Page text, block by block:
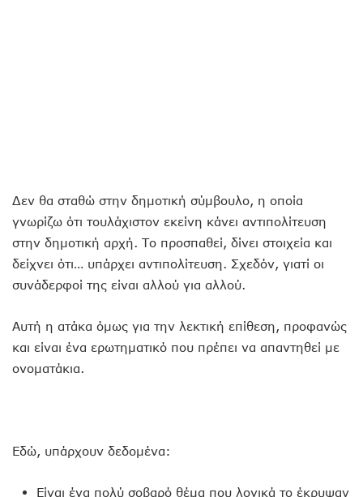
Δεν θα σταθώ στην δημοτική σύμβουλο, η οποία
γνωρίζω ότι τουλάχιστον εκείνη κάνει αντιπολίτευση
στην δημοτική αρχή. Το προσπαθεί, δίνει στοιχεία και
δείχνει ότι… υπάρχει αντιπολίτευση. Σχεδόν, γιατί οι
συνάδερφοί της είναι αλλού για αλλού.
Αυτή η ατάκα όμως για την λεκτική επίθεση, προφανώς
και είναι ένα ερωτηματικό που πρέπει να απαντηθεί με
ονοματάκια.
Εδώ, υπάρχουν δεδομένα:
Είναι ένα πολύ σοβαρό θέμα που λογικά το έκρυψαν